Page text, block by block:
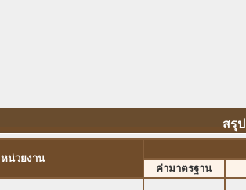
สรุ
หน่วยงาน
ค่ามาตรฐาน